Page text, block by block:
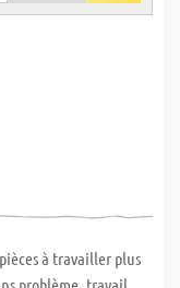
à travailler plus